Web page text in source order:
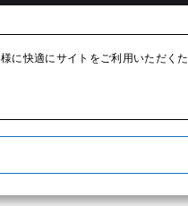
に快適にサイトをご利用いただく